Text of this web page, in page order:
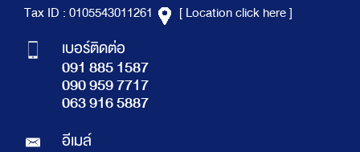
Tax ID : 0105543011261
[ Location click here ]
เบอร์ติดต่อ
091 885 1587
090 959 7717
063 916 5887
อีเมล์